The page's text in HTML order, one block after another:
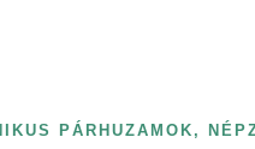
PÁRHUZAMOK,